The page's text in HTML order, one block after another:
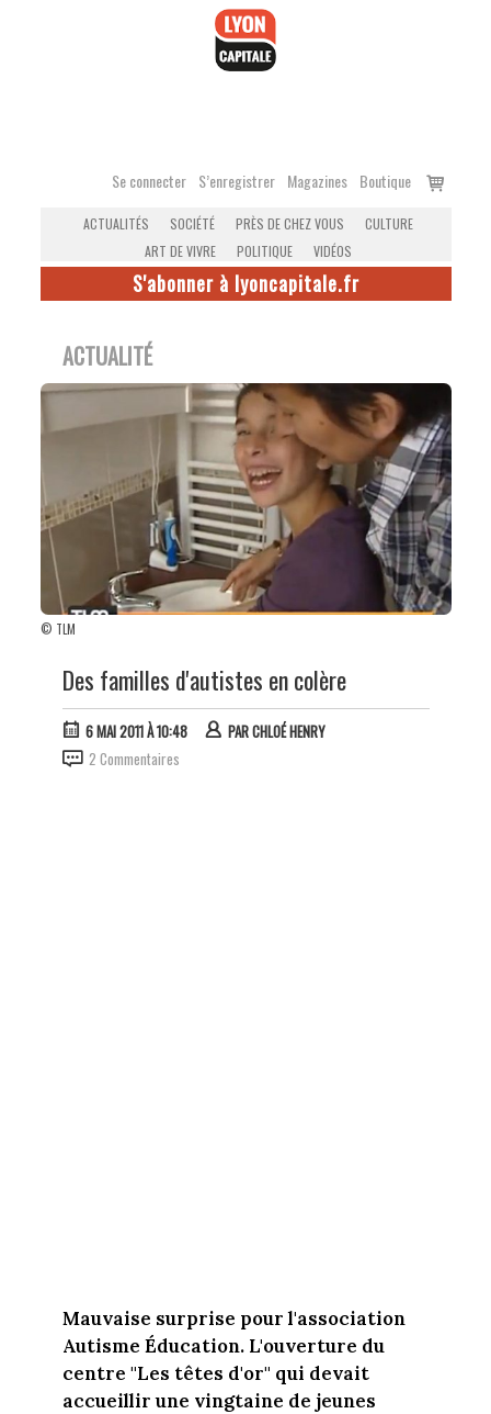
Se connecter S’enregistrer Magazines Boutique
Voir
ACTUALITÉS SOCIÉTÉ PRÈS DE CHEZ VOUS
CULTURE
ART DE VIVRE
POLITIQUE VIDÉOS
S'abonner à lyoncapitale.fr
ACTUALITÉ
© TLM
Des familles d'autistes en colère
6 MAI 2011 À 10:48 PARCHLOÉ HENRY
2 Commentaires
Mauvaise surprise pour l'association
Autisme Éducation. L'ouverture du
centre "Les têtes d'or" qui devait
accueillir une vingtaine de jeunes